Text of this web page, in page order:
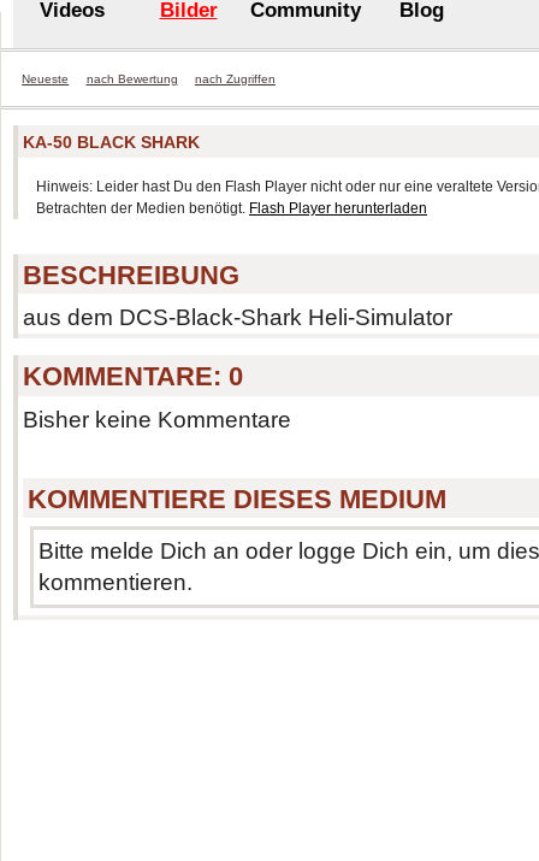
Videos Bilder Community Blog
Neueste nach Bewertung nach Zugriffen
KA-50 BLACK SHARK
Hinweis: Leider hast Du den Flash Player nicht oder nur eine veraltete
Betrachten der Medien benötigt. Flash Player herunterladen
BESCHREIBUNG
aus dem DCS-Black-Shark Heli-Simulator
KOMMENTARE:0
Bisher keine Kommentare
KOMMENTIERE DIESES MEDIUM
Bitte melde Dich an oder logge Dich ein, um
kommentieren.